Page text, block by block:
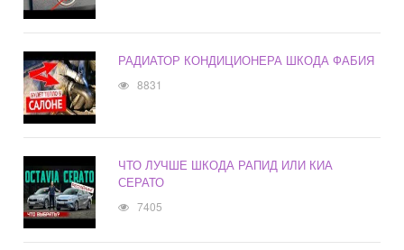
РАДИАТОР КОНДИЦИОНЕРА ШКОДА ФАБИЯ
8831
ЧТО ЛУЧШЕ ШКОДА РАПИД ИЛИ КИА
СЕРАТО
7405